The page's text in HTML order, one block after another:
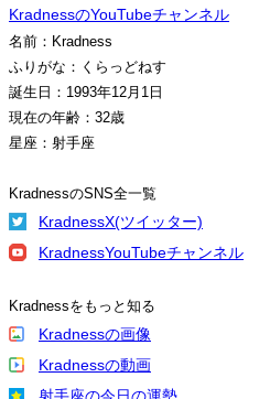
KradnessのYouTubeチャンネル
名前：Kradness
ふりがな：くらっどねす
誕生日：1993年12月1日
現在の年齢：32歳
星座：射手座
KradnessのSNS全一覧
KradnessX(ツイッター)
KradnessYouTubeチャンネル
Kradnessをもっと知る
Kradnessの画像
Kradnessの動画